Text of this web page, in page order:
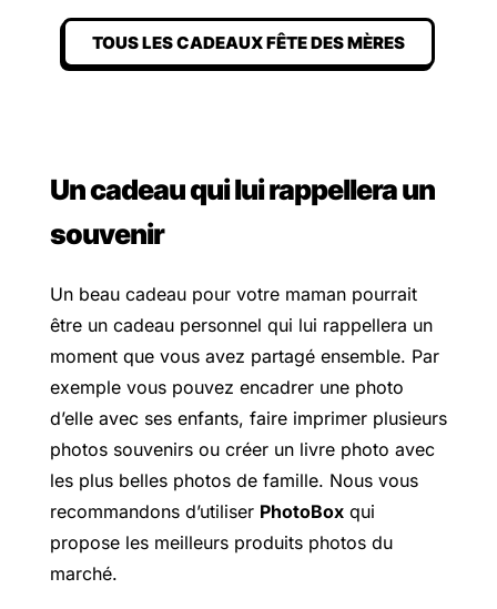
TOUS LES CADEAUX FÊTE DES MÈRES
Un cadeau qui lui rappellera un
souvenir
Un beau cadeau pour votre maman pourrait
être un cadeau personnel qui lui rappellera un
moment que vous avez partagé ensemble. Par
exemple vous pouvez encadrer une photo
d’elle avec ses enfants, faire imprimer plusieurs
photos souvenirs ou créer un livre photo avec
les plus belles photos de famille. Nous vous
recommandons d’utiliser PhotoBox qui
propose les meilleurs produits photos du
marché.